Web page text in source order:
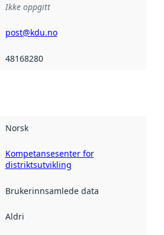
Ikke oppgitt
post@kdu.no
48168280
Norsk
:
Kompetansesenter for
distriktsutvikling
Brukerinnsamlede data
:
Aldri